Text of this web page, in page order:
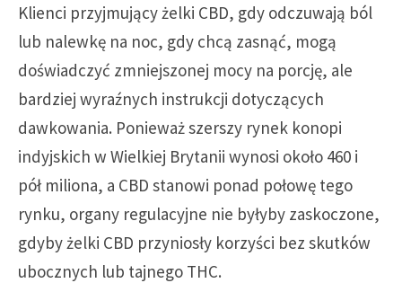
Klienci przyjmujący żelki CBD, gdy odczuwają ból
lub nalewkę na noc, gdy chcą zasnąć, mogą
doświadczyć zmniejszonej mocy na porcję, ale
bardziej wyraźnych instrukcji dotyczących
dawkowania. Ponieważ szerszy rynek konopi
indyjskich w Wielkiej Brytanii wynosi około 460 i
pół miliona, a CBD stanowi ponad połowę tego
rynku, organy regulacyjne nie byłyby zaskoczone,
gdyby żelki CBD przyniosły korzyści bez skutków
ubocznych lub tajnego THC.